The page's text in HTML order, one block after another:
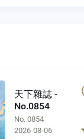
天下雜誌 -
No.0854
No. 0854
2026-08-06